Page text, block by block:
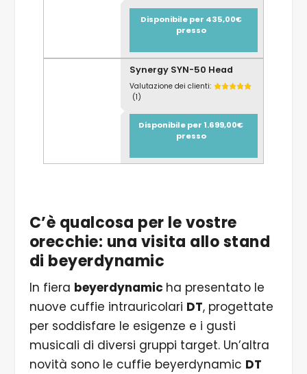
Disponibile per 435,00€
presso
Synergy SYN-50 Head
Valutazione dei clienti:
(1)
Disponibile per 1.699,00€
presso
C’è qualcosa per le vostre
orecchie: una visita allo stand
di beyerdynamic
In fiera beyerdynamic ha presentato le
nuove cuffie intrauricolari DT, progettate
per soddisfare le esigenze e i gusti
musicali di diversi gruppi target. Un’altra
novità sono le cuffie beyerdynamic DT